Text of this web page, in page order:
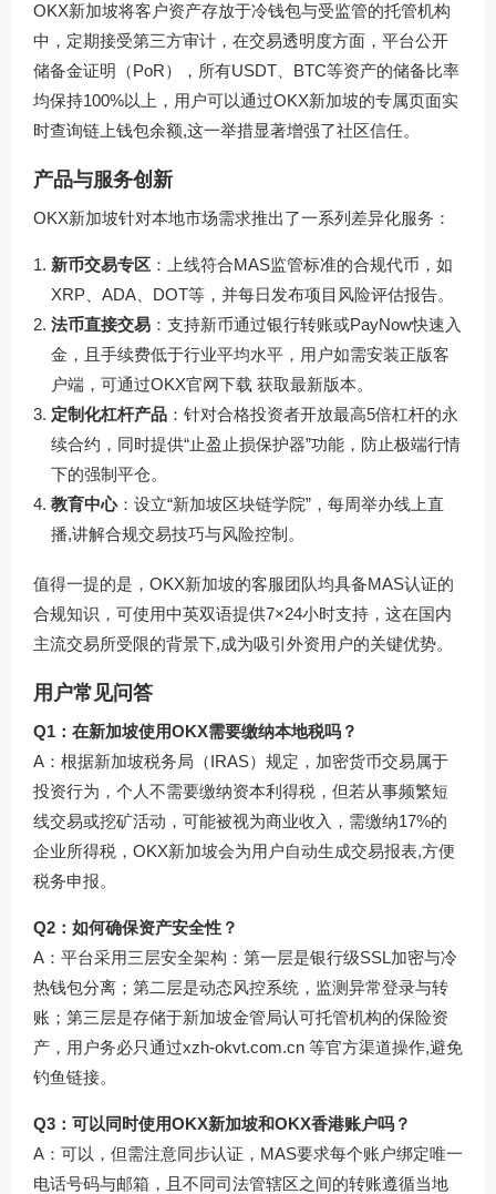
OKX新加坡将客户资产存放于冷钱包与受监管的托管机构
中，定期接受第三方审计，在交易透明度方面，平台公开
储备金证明（PoR），所有USDT、BTC等资产的储备比率
均保持100%以上，用户可以通过OKX新加坡的专属页面实
时查询链上钱包余额,这一举措显著增强了社区信任。
产品与服务创新
OKX新加坡针对本地市场需求推出了一系列差异化服务：
新币交易专区 ：上线符合MAS监管标准的合规代币，如
XRP、ADA、DOT等，并每日发布项目风险评估报告。
法币直接交易 ：支持新币通过银行转账或PayNow快速入
金，且手续费低于行业平均水平，用户如需安装正版客
户端，可通过OKX官网下载 获取最新版本。
定制化杠杆产品 ：针对合格投资者开放最高5倍杠杆的永
续合约，同时提供“止盈止损保护器”功能，防止极端行情
下的强制平仓。
教育中心：设立“新加坡区块链学院”，每周举办线上直
播,讲解合规交易技巧与风险控制。
值得一提的是，OKX新加坡的客服团队均具备MAS认证的
合规知识，可使用中英双语提供7×24小时支持，这在国内
主流交易所受限的背景下,成为吸引外资用户的关键优势。
用户常见问答
Q1：在新加坡使用OKX需要缴纳本地税吗？
A：根据新加坡税务局（IRAS）规定，加密货币交易属于
投资行为，个人不需要缴纳资本利得税，但若从事频繁短
线交易或挖矿活动，可能被视为商业收入，需缴纳17%的
企业所得税，OKX新加坡会为用户自动生成交易报表,方便
税务申报。
Q2：如何确保资产安全性？
A：平台采用三层安全架构：第一层是银行级SSL加密与冷
热钱包分离；第二层是动态风控系统，监测异常登录与转
账；第三层是存储于新加坡金管局认可托管机构的保险资
产，用户务必只通过xzh-okvt.com.cn 等官方渠道操作,避免
钓鱼链接。
Q3：可以同时使用OKX新加坡和OKX香港账户吗？
A：可以，但需注意同步认证，MAS要求每个账户绑定唯一
电话号码与邮箱，且不同司法管辖区之间的转账遵循当地